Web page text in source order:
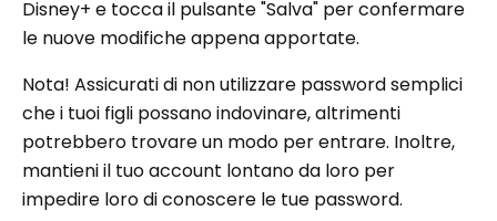
Disney+ e tocca il pulsante "Salva" per confermare
le nuove modifiche appena apportate.
Nota! Assicurati di non utilizzare password semplici
che i tuoi figli possano indovinare, altrimenti
potrebbero trovare un modo per entrare. Inoltre,
mantieni il tuo account lontano da loro per
impedire loro di conoscere le tue password.